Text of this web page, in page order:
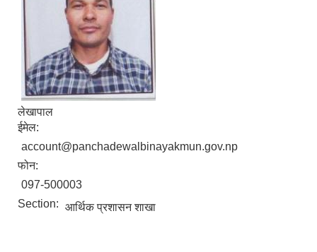
लेखापाल
ईमेल:
account@panchadewalbinayakmun.gov.np
फोन:
097-500003
Section: आर्थिक प्रशासन शाखा